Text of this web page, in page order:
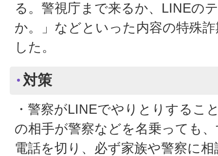
る。警視庁まで来るか、LINEの
か。」などといった内容の特殊
した。
対策
・警察がLINEでやりとりするこ
の相手が警察などを名乗っても
電話を切り、必ず家族や警察に